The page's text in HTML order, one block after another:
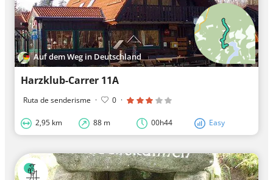
Auf dem Weg in Deutschland
Harzklub-Carrer 11A
Ruta de senderisme · 0 ·
2,95 km 88 m 00h44 Easy